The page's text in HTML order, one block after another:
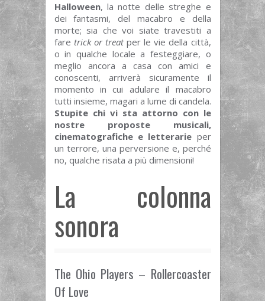
Halloween, la notte delle streghe e
dei fantasmi, del macabro e della
morte; sia che voi siate travestiti a
fare trick or treatper le vie della città,
o in qualche locale a festeggiare, o
meglio ancora a casa con amici e
conoscenti, arriverà sicuramente il
momento in cui adulare il macabro
tutti insieme, magari a lume di candela.
Stupite chi vi sta attorno con le
nostre proposte musicali,
cinematografiche e letterarie per
un terrore, una perversione e, perché
no, qualche risata a più dimensioni!
La colonna
sonora
The Ohio Players – Rollercoaster
Of Love